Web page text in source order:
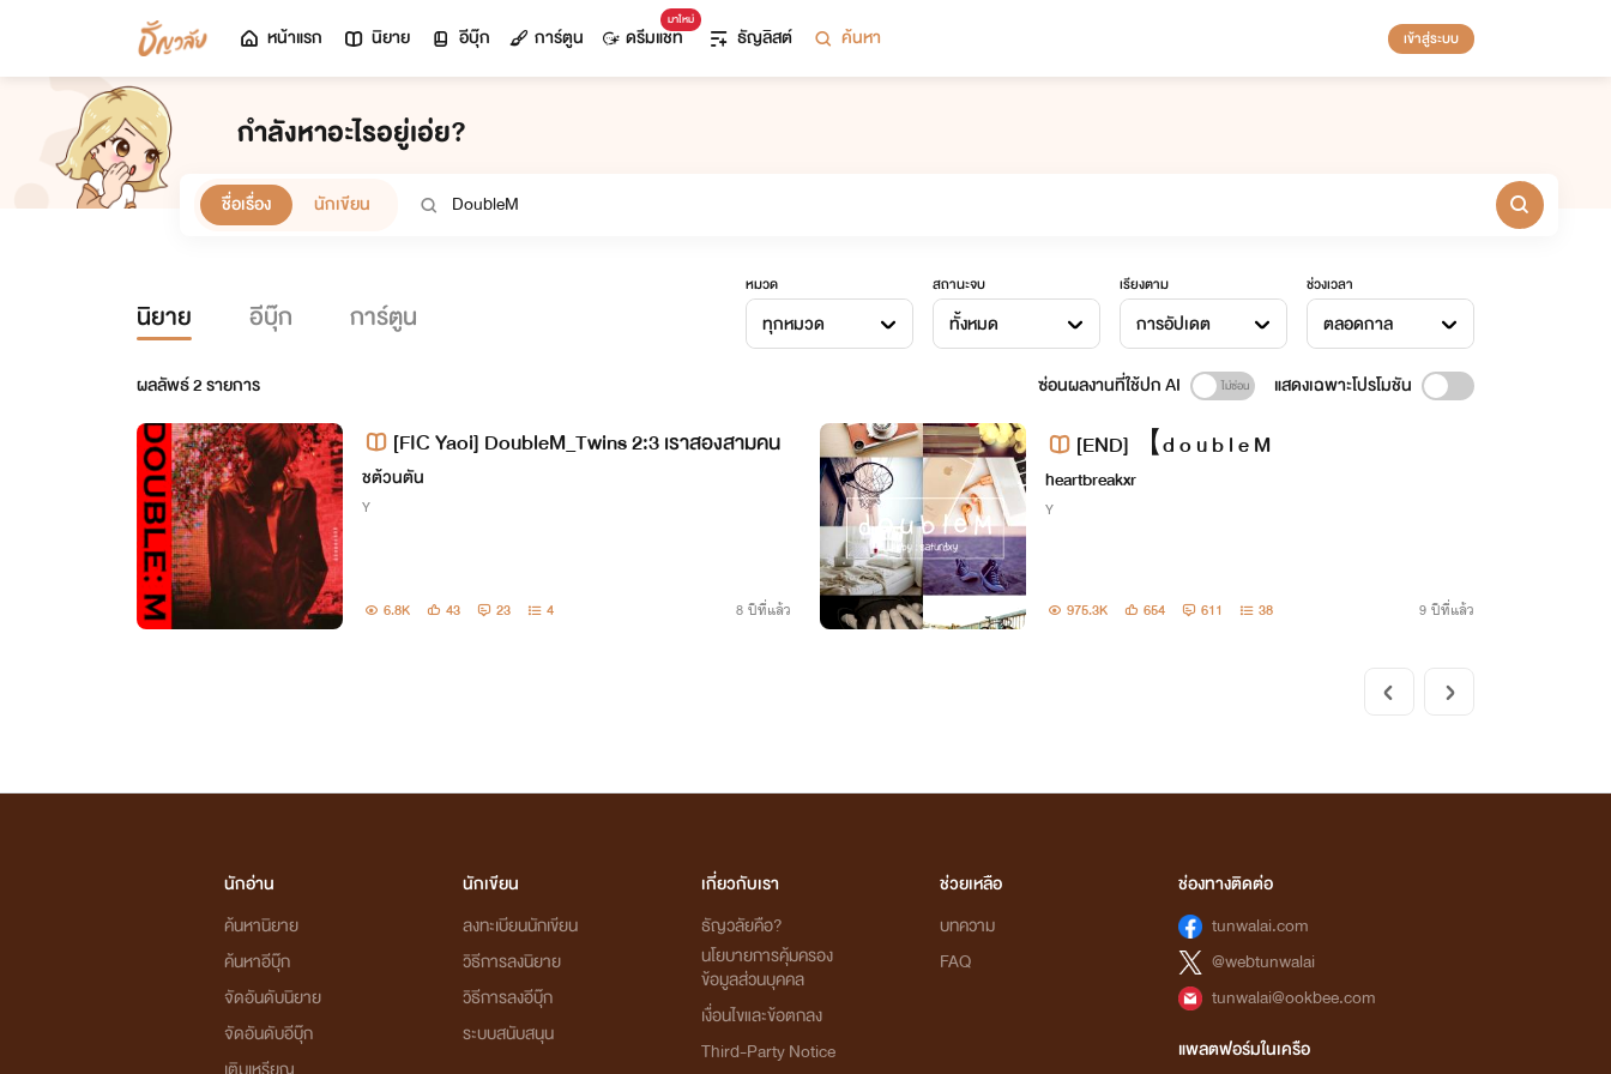
หน้าแรก นิยาย อีบุ๊ก การ์ตูน
มาใหม่
ดรีมแชท ธัญลิสต์ ค้นหา เข้าสู่ระบบ
กำลังหาอะไรอยู่เอ่ย?
ชื่อเรื่อง นักเขียน
นิยาย อีบุ๊ก การ์ตูน
หมวด
ทุกหมวด
สถานะจบ
ทั้งหมด
เรียงตาม
การอัปเดต
ช่วงเวลา
ตลอดกาล
ผลลัพธ์2รายการ ซ่อนผลงานที่ใช้ปก AI แสดงเฉพาะโปรโมชัน
[FIC Yaoi] DoubleM_Twins 2:3 เราสองสามคน
ชต้วนตัน
Y
6.8K 43 23 4 8 ปีที่แล้ว
[END] 【d o u b l e M
heartbreakxr
Y
975.3K 654 611 38 9 ปีที่แล้ว
นักอ่าน
ค้นหานิยาย
ค้นหาอีบุ๊ก
จัดอันดับนิยาย
จัดอันดับอีบุ๊ก
นักเขียน
ลงทะเบียนนักเขียน
วิธีการลงนิยาย
วิธีการลงอีบุ๊ก
ระบบสนับสนุน
เกี่ยวกับเรา
ธัญวลัยคือ?
นโยบายการคุ้มครอง
ข้อมูลส่วนบุคคล
เงื่อนไขและข้อตกลง
Third-Party Notice
ช่วยเหลือ
บทความ
FAQ
ช่องทางติดต่อ
tunwalai.com
@webtunwalai
tunwalai@ookbee.com
แพลตฟอร์มในเครือ